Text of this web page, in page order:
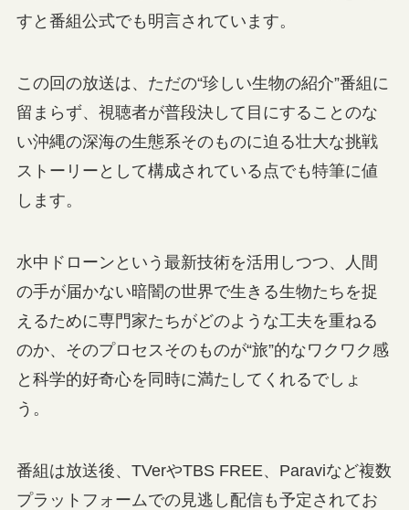
すと番組公式でも明言されています。
この回の放送は、ただの“珍しい生物の紹介”番組に
留まらず、視聴者が普段決して目にすることのな
い沖縄の深海の生態系そのものに迫る壮大な挑戦
ストーリーとして構成されている点でも特筆に値
します。
水中ドローンという最新技術を活用しつつ、人間
の手が届かない暗闇の世界で生きる生物たちを捉
えるために専門家たちがどのような工夫を重ねる
のか、そのプロセスそのものが“旅”的なワクワク感
と科学的好奇心を同時に満たしてくれるでしょ
う。
番組は放送後、TVerやTBS FREE、Paraviなど複数
プラットフォームでの見逃し配信も予定されてお